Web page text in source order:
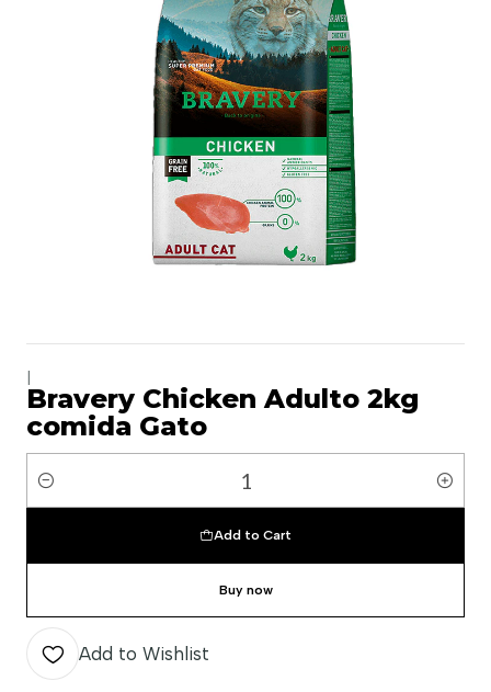
Bravery Chicken Adulto 2kg
comida Gato
Quantity
Add to Cart
Buy now
Add to Wishlist